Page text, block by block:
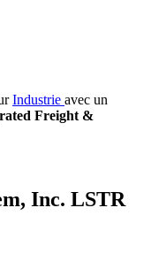
Industrie avec un
Freight &
Inc. LSTR